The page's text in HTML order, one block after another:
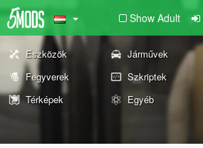
Show Adult
Eszközök Járművek
Fegyverek
Szkriptek
Térképek
Egyéb